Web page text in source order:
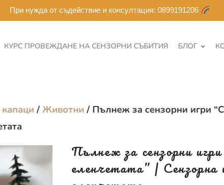
При нужда от съдействие и консултация: 0899191206
КУРС ПРОВЕЖДАНЕ НА СЕНЗОРНИ СЪБИТИЯ БЛОГ
/ Животни / Пълнеж за сензорни игри
Пълнеж за сензорни
еленчетата” |